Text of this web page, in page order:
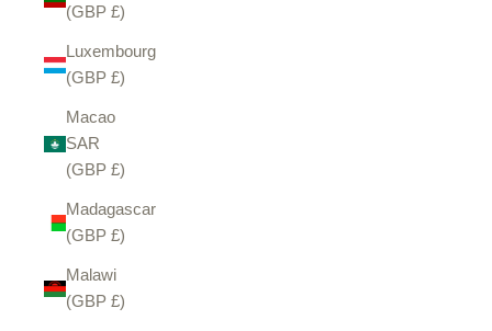
(GBP £)
Luxembourg
(GBP £)
Macao
SAR
(GBP £)
Madagascar
(GBP £)
Malawi
(GBP £)